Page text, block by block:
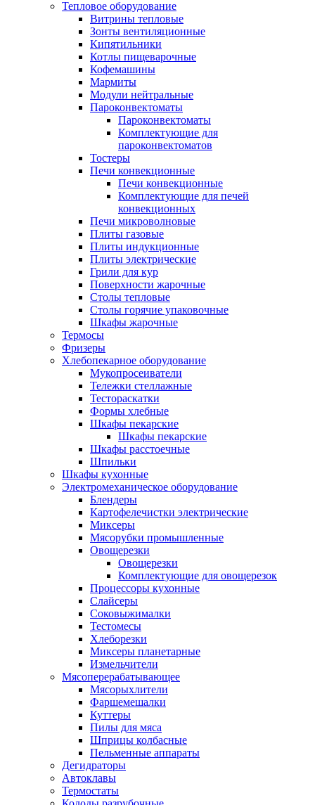
Тепловое оборудование
Витрины тепловые
Зонты вентиляционные
Кипятильники
Котлы пищеварочные
Кофемашины
Мармиты
Модули нейтральные
Пароконвектоматы
Пароконвектоматы
Комплектующие для
пароконвектоматов
Тостеры
Печи конвекционные
Печи конвекционные
Комплектующие для печей
конвекционных
Печи микроволновые
Плиты газовые
Плиты индукционные
Плиты электрические
Грили для кур
Поверхности жарочные
Столы тепловые
Столы горячие упаковочные
Шкафы жарочные
Термосы
Фризеры
Хлебопекарное оборудование
Мукопросеиватели
Тележки стеллажные
Тестораскатки
Формы хлебные
Шкафы пекарские
Шкафы пекарские
Шкафы расстоечные
Шпильки
Шкафы кухонные
Электромеханическое оборудование
Блендеры
Картофелечистки электрические
Миксеры
Мясорубки промышленные
Овощерезки
Овощерезки
Комплектующие для овощерезок
Процессоры кухонные
Слайсеры
Соковыжималки
Тестомесы
Хлеборезки
Миксеры планетарные
Измельчители
Мясоперерабатывающее
Мясорыхлители
Фаршемешалки
Куттеры
Пилы для мяса
Шприцы колбасные
Пельменные аппараты
Дегидраторы
Автоклавы
Термостаты